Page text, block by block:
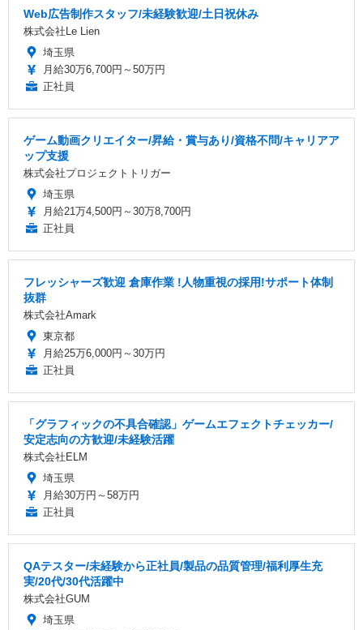
Web広告制作スタッフ/未経験歓迎/土日祝休み
株式会社Le Lien
埼玉県
月給30万6,700円～50万円
正社員
ゲーム動画クリエイター/昇給・賞与あり/資格不問/キャリアア
ップ支援
株式会社プロジェクトトリガー
埼玉県
月給21万4,500円～30万8,700円
正社員
フレッシャーズ歓迎 倉庫作業 !人物重視の採用!サポート体制
抜群
株式会社Amark
東京都
月給25万6,000円～30万円
正社員
「グラフィックの不具合確認」ゲームエフェクトチェッカー/
安定志向の方歓迎/未経験活躍
株式会社ELM
埼玉県
月給30万円～58万円
正社員
QAテスター/未経験から正社員/製品の品質管理/福利厚生充
実/20代/30代活躍中
株式会社GUM
埼玉県